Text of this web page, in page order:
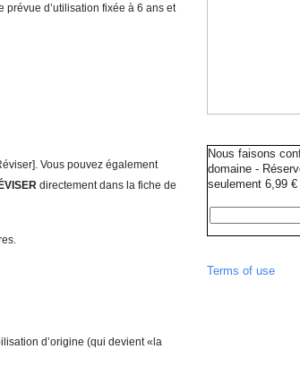
prévue d’utilisation fixée à 6 ans et
Vous pouvez également
ÉVISER directement dans la fiche de
d’origine (qui devient «la
Nous faisons
domaine -
seulement 6,99
Terms of use